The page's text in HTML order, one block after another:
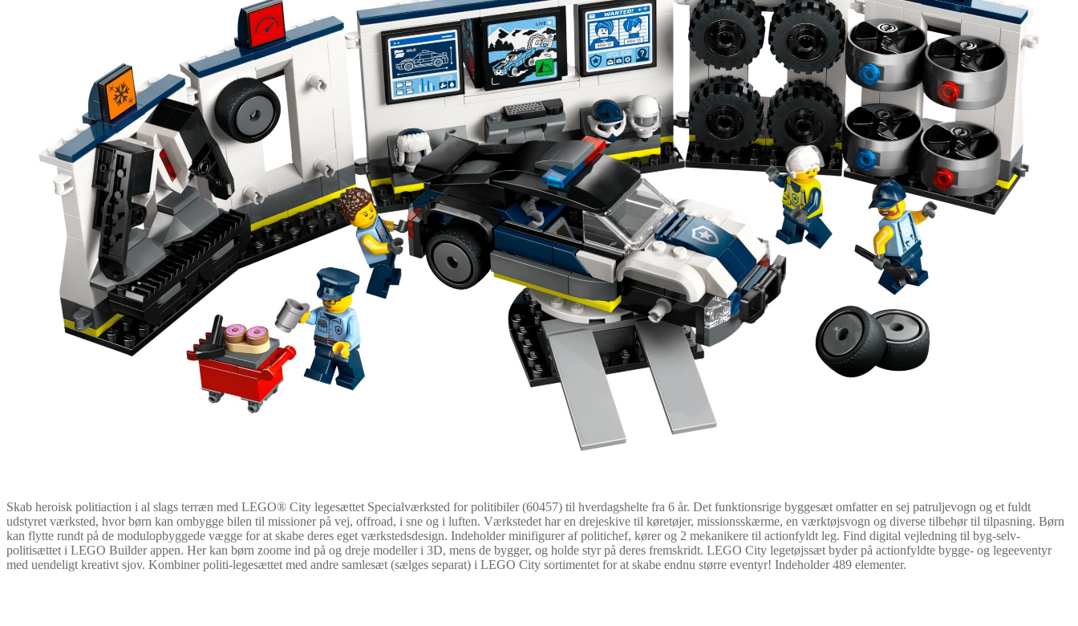
Skab heroisk politiaction i al slags terræn med LEGO® City legesættet Specialværksted for politibiler (60457) til hverdagshelte fra 6 år. Det funktionsrige byggesæt omfatter en sej patruljevogn og et fuldt
udstyret værksted, hvor børn kan ombygge bilen til missioner på vej, offroad, i sne og i luften. Værkstedet har en drejeskive til køretøjer, missionsskærme, en værktøjsvogn og diverse tilbehør til tilpasning. Børn
kan flytte rundt på de modulopbyggede vægge for at skabe deres eget værkstedsdesign. Indeholder minifigurer af politichef, kører og 2 mekanikere til actionfyldt leg. Find digital vejledning til byg-selv-
politisættet i LEGO Builder appen. Her kan børn zoome ind på og dreje modeller i 3D, mens de bygger, og holde styr på deres fremskridt. LEGO City legetøjssæt byder på actionfyldte bygge- og legeeventyr
med uendeligt kreativt sjov. Kombiner politi-legesættet med andre samlesæt (sælges separat) i LEGO City sortimentet for at skabe endnu større eventyr! Indeholder 489 elementer.